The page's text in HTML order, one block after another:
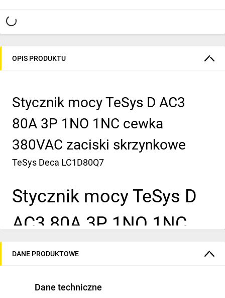
OPIS PRODUKTU
Stycznik mocy TeSys D AC3
80A 3P 1NO 1NC cewka
380VAC zaciski skrzynkowe
TeSys Deca LC1D80Q7
Stycznik mocy TeSys D
AC3 80A 3P 1NO 1NC
cewka 380VAC zaciski
skrzynkowe
DANE PRODUKTOWE
Dane techniczne